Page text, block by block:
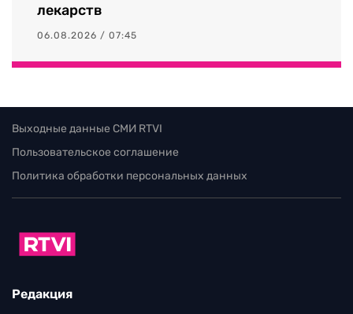
лекарств
06.08.2026 / 07:45
Выходные данные СМИ RTVI
Пользовательское соглашение
Политика обработки персональных данных
Редакция